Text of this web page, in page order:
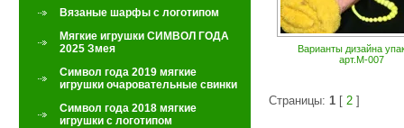
Вязаные шарфы с логотипом
Мягкие игрушки СИМВОЛ ГОДА
2025 Змея
Символ года 2019 мягкие
игрушки очаровательные свинки
Символ года 2018 мягкие
игрушки с логотипом
Варианты дизайна
арт.М-007
Страницы: 1 [ 2 ]